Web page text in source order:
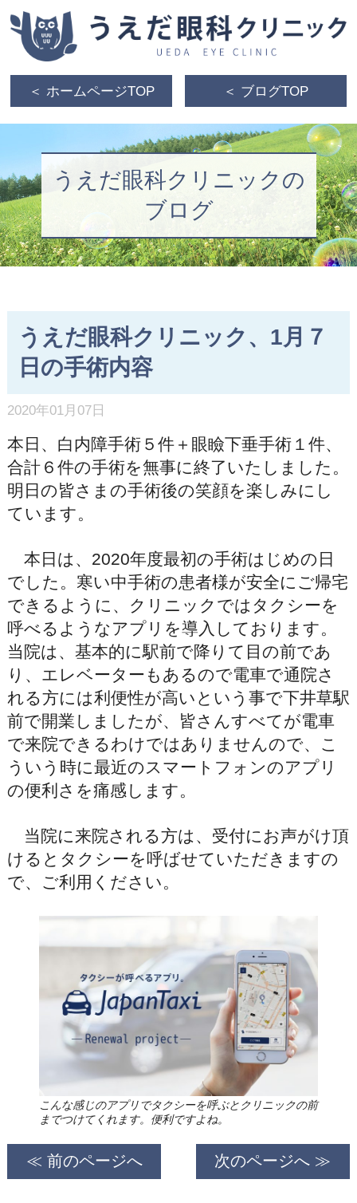
＜ ホームページTOP ＜ ブログTOP
うえだ眼科クリニックの
ブログ
うえだ眼科クリニック、1月７
日の手術内容
2020年01月07日
本日、白内障手術５件＋眼瞼下垂手術１件、
合計６件の手術を無事に終了いたしました。
明日の皆さまの手術後の笑顔を楽しみにし
ています。
本日は、2020年度最初の手術はじめの日
でした。寒い中手術の患者様が安全にご帰宅
できるように、クリニックではタクシーを
呼べるようなアプリを導入しております。
当院は、基本的に駅前で降りて目の前であ
り、エレベーターもあるので電車で通院さ
れる方には利便性が高いという事で下井草駅
前で開業しましたが、皆さんすべてが電車
で来院できるわけではありませんので、こ
ういう時に最近のスマートフォンのアプリ
の便利さを痛感します。
当院に来院される方は、受付にお声がけ頂
けるとタクシーを呼ばせていただきますの
で、ご利用ください。
こんな感じのアプリでタクシーを呼ぶとクリニックの前
までつけてくれます。便利ですよね。
≪ 前のページへ 次のページへ ≫